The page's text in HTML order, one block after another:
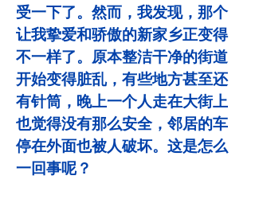
受一下了。然而，我发现，那个
让我挚爱和骄傲的新家乡正变得
不一样了。原本整洁干净的街道
开始变得脏乱，有些地方甚至还
有针筒，晚上一个人走在大街上
也觉得没有那么安全，邻居的车
停在外面也被人破坏。这是怎么
一回事呢？